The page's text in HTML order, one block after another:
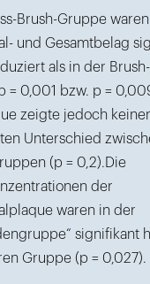
Brush-Gruppe waren
und Gesamtbelag
als in der
= 0,001 bzw. p =
zeigte jedoch
Unterschied
(p = 0,2).Die
der
waren in der
signifikant
Gruppe (p = 0,027).